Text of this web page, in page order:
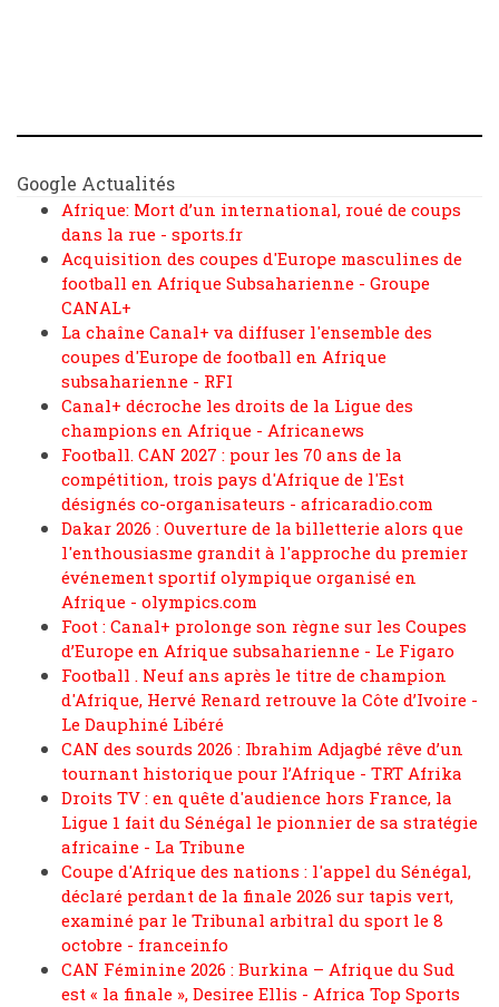
Google Actualités
Afrique: Mort d’un international, roué de coups
dans la rue - sports.fr
Acquisition des coupes d'Europe masculines de
football en Afrique Subsaharienne - Groupe
CANAL+
La chaîne Canal+ va diffuser l'ensemble des
coupes d'Europe de football en Afrique
subsaharienne - RFI
Canal+ décroche les droits de la Ligue des
champions en Afrique - Africanews
Football. CAN 2027 : pour les 70 ans de la
compétition, trois pays d'Afrique de l'Est
désignés co-organisateurs - africaradio.com
Dakar 2026 : Ouverture de la billetterie alors que
l'enthousiasme grandit à l'approche du premier
événement sportif olympique organisé en
Afrique - olympics.com
Foot : Canal+ prolonge son règne sur les Coupes
d’Europe en Afrique subsaharienne - Le Figaro
Football . Neuf ans après le titre de champion
d'Afrique, Hervé Renard retrouve la Côte d’Ivoire -
Le Dauphiné Libéré
CAN des sourds 2026 : Ibrahim Adjagbé rêve d’un
tournant historique pour l’Afrique - TRT Afrika
Droits TV : en quête d'audience hors France, la
Ligue 1 fait du Sénégal le pionnier de sa stratégie
africaine - La Tribune
Coupe d'Afrique des nations : l'appel du Sénégal,
déclaré perdant de la finale 2026 sur tapis vert,
examiné par le Tribunal arbitral du sport le 8
octobre - franceinfo
CAN Féminine 2026 : Burkina – Afrique du Sud
est « la finale », Desiree Ellis - Africa Top Sports